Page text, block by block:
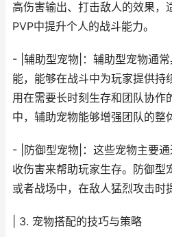
高伤害输出、打击敌人的效果，
PVP中提升个人的战斗能力。
- |辅助型宠物|：辅助型宠物通
能，能够在战斗中为玩家提供持
用在需要长时刻生存和团队协作
中，辅助宠物能够增强团队的整
- |防御型宠物|：这些宠物主要
收伤害来帮助玩家生存。防御型
或者战场中，在敌人猛烈攻击时
| 3. 宠物搭配的技巧与策略